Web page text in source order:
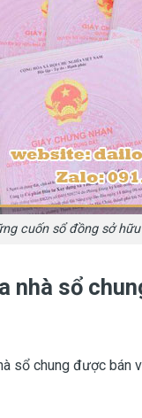
cuốn sổ đồng sở
nhà sổ
sổ chung được